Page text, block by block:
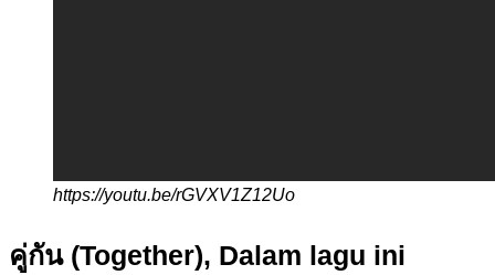
https://youtu.be/rGVXV1Z12Uo
คู่กัน (Together), Dalam lagu ini